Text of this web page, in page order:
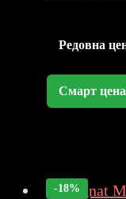
Редовна
Смарт
-18%